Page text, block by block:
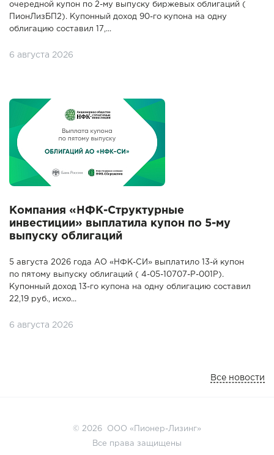
очередной купон по 2-му выпуску биржевых облигаций (
ПионЛизБП2). Купонный доход 90-го купона на одну
облигацию составил 17,...
6 августа 2026
Компания «НФК-Структурные
инвестиции» выплатила купон по 5-му
выпуску облигаций
5 августа 2026 года АО «НФК-СИ» выплатило 13-й купон
по пятому выпуску облигаций ( 4-05-10707-P-001P).
Купонный доход 13-го купона на одну облигацию составил
22,19 руб., исхо...
6 августа 2026
Все новости
© 2026 ООО «Пионер-Лизинг»
Все права защищены